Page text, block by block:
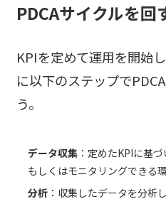
PDCAサイクルを回
KPIを定めて運用を開始
に以下のステップで
う。
データ収集 ：定めたKPIに基
もしくはモニタリングできる
分析 ：収集したデータを分析